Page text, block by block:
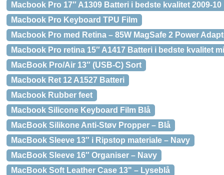
Macbook Pro 17″ A1309 Batteri i bedste kvalitet 2009-10
Macbook Pro Keyboard TPU Film
Macbook Pro med Retina – 85W MagSafe 2 Power
Macbook Pro retina 15″ A1417 Batteri i bedste kvalitet
MacBook Pro/Air 13″ (USB-C) Sort
Macbook Ret 12 A1527 Batteri
Macbook Rubber feet
Macbook Silicone Keyboard Film Blå
MacBook Silikone Anti-Støv Propper – Blå
MacBook Sleeve 13″ i Ripstop materiale – Navy
MacBook Sleeve 16″ Organiser – Navy
MacBook Soft Leather Case 13" – Lyseblå